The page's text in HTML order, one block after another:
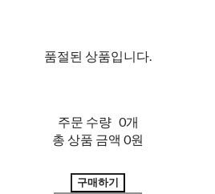
품절된 상품입니다.
주문 수량 0개
총 상품 금액 0원
구매하기